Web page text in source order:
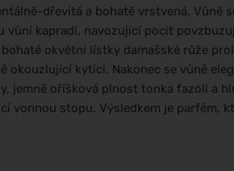
dřevitá a bohatě vrstvená. Vůně
vůní kapradí, navozující pocit
okvětní lístky damašské růže
okouzlující kytici. Nakonec se vůně
jemně oříšková plnost tonka fazolí a
vonnou stopu. Výsledkem je parfém,